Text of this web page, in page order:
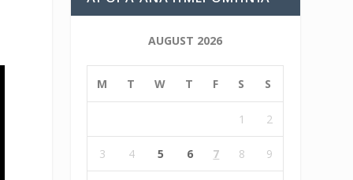
AUGUST 2026
M T W T F S S
1 2
3 4 5 6 7 8 9